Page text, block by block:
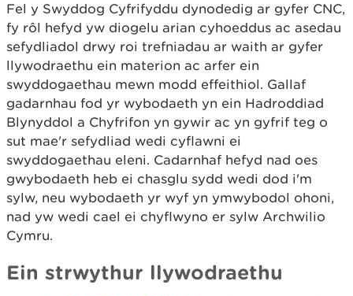
Fel y Swyddog Cyfrifyddu dynodedig ar gyfer CNC,
fy rôl hefyd yw diogelu arian cyhoeddus ac asedau
sefydliadol drwy roi trefniadau ar waith ar gyfer
llywodraethu ein materion ac arfer ein
swyddogaethau mewn modd effeithiol. Gallaf
gadarnhau fod yr wybodaeth yn ein Hadroddiad
Blynyddol a Chyfrifon yn gywir ac yn gyfrif teg o
sut mae'r sefydliad wedi cyflawni ei
swyddogaethau eleni. Cadarnhaf hefyd nad oes
gwybodaeth heb ei chasglu sydd wedi dod i'm
sylw, neu wybodaeth yr wyf yn ymwybodol ohoni,
nad yw wedi cael ei chyflwyno er sylw Archwilio
Cymru.
Ein strwythur llywodraethu